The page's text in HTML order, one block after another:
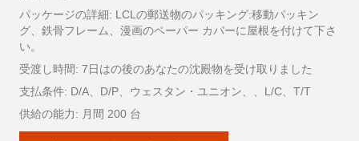
パッケージの詳細: LCLの郵送物のパッキング:移動パッキン
グ、鉄骨フレーム、漫画のペーパー カバーに屋根を付けて下さ
い。
受渡し時間: 7日はの後のあなたの沈殿物を受け取りました
支払条件: D/A、D/P、ウェスタン・ユニオン、、L/C、T/T
供給の能力: 月間 200 台